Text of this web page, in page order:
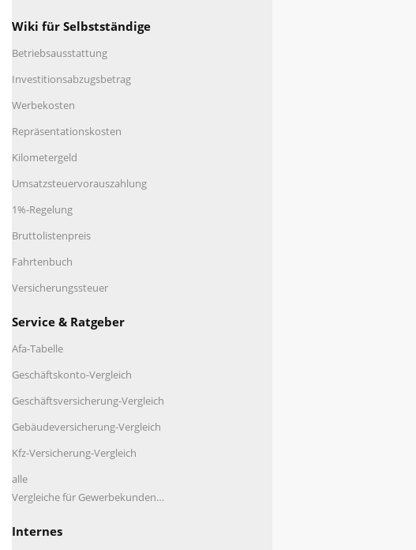
Wiki für Selbstständige
Betriebsausstattung
Investitionsabzugsbetrag
Werbekosten
Repräsentationskosten
Kilometergeld
Umsatzsteuervorauszahlung
1%-Regelung
Bruttolistenpreis
Fahrtenbuch
Versicherungssteuer
Service & Ratgeber
Afa-Tabelle
Geschäftskonto-Vergleich
Geschäftsversicherung-Vergleich
Gebäudeversicherung-Vergleich
Kfz-Versicherung-Vergleich
alle
Vergleiche für Gewerbekunden…
Internes